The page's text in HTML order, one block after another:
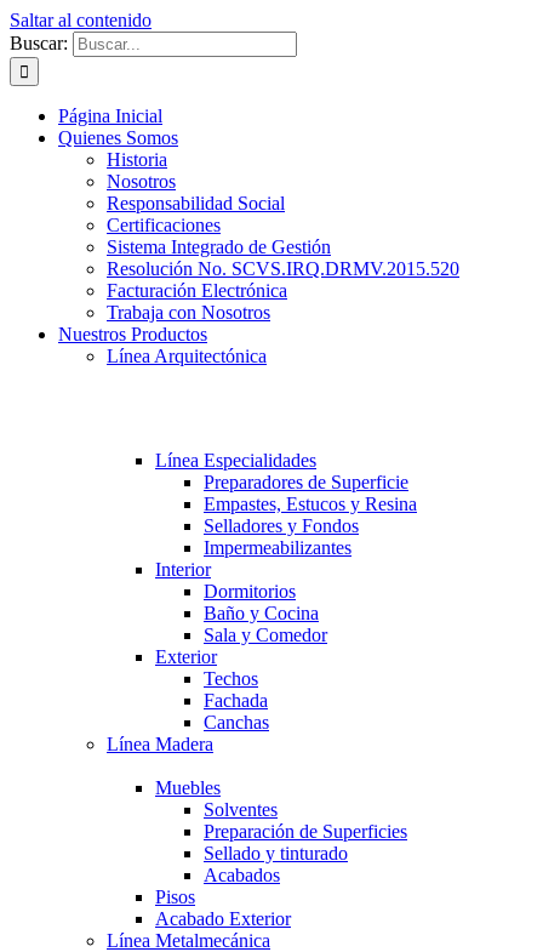
Saltar al contenido
Buscar:
Página Inicial
Quienes Somos
Historia
Nosotros
Responsabilidad Social
Certificaciones
Sistema Integrado de Gestión
Resolución No. SCVS.IRQ.DRMV.2015.520
Facturación Electrónica
Trabaja con Nosotros
Nuestros Productos
Línea Arquitectónica
Línea Especialidades
Preparadores de Superficie
Empastes, Estucos y Resina
Selladores y Fondos
Impermeabilizantes
Interior
Dormitorios
Baño y Cocina
Sala y Comedor
Exterior
Techos
Fachada
Canchas
Línea Madera
Muebles
Solventes
Preparación de Superficies
Sellado y tinturado
Acabados
Pisos
Acabado Exterior
Línea Metalmecánica